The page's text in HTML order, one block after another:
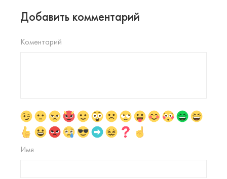
Добавить комментарий
Коментарий
Имя